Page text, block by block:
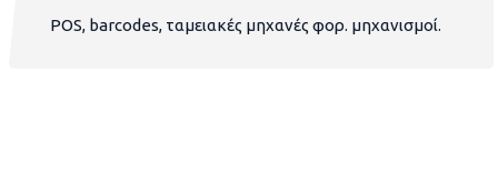
POS, barcodes, ταμειακές μηχανές φορ. μηχανισμοί.